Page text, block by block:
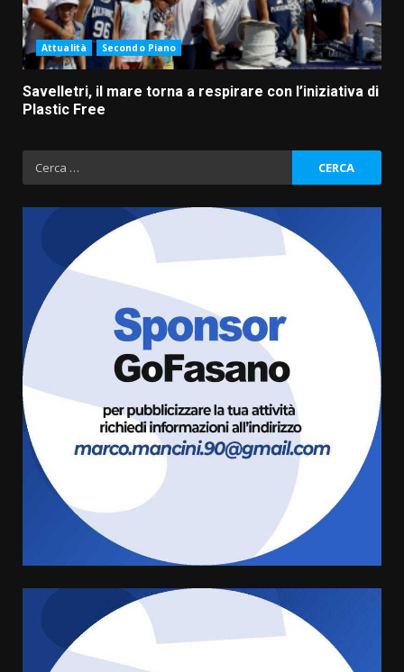
Attualità Secondo Piano
Savelletri, il mare torna a respirare con l’iniziativa di
Plastic Free
Ricerca
per:
Fasanese ferito a colpi di arma
da fuoco
6 Agosto 2026 18:13
Carta d’identità: continua il piano
di aperture straordinarie del
Comune di Fasano
cittadina di Fratelli d’Italia,
pronta a tornare in Consiglio
comunale
6 Agosto 2026 08:00